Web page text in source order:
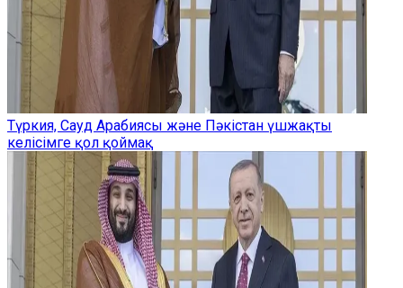
Түркия, Сауд Арабиясы және Пәкістан үшжақты
келісімге қол қоймақ